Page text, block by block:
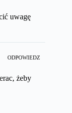
uwagę
ODPOWIEDZ
żeby